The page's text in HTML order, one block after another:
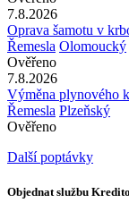
7.8.2026
Oprava šamotu v
Řemesla Olomoucký
Ověřeno
7.8.2026
Výměna plynového
Řemesla Plzeňský
Ověřeno
Další poptávky
Objednat službu